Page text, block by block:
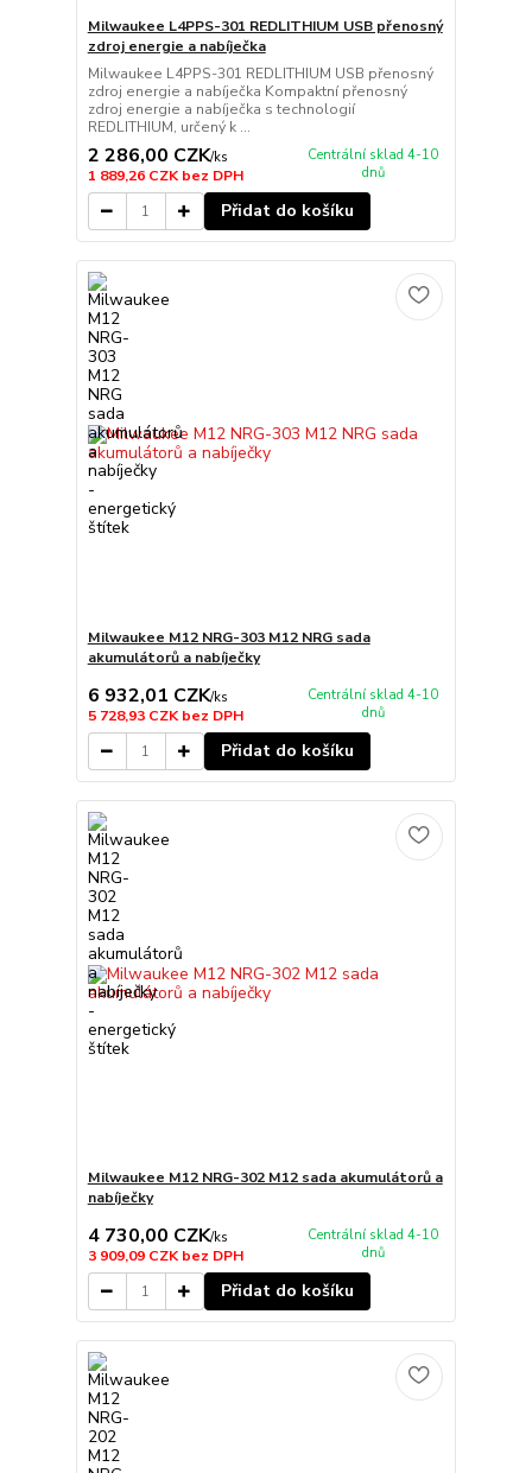
Milwaukee L4PPS-301 REDLITHIUM USB přenosný
zdroj energie a nabíječka
Milwaukee L4PPS-301 REDLITHIUM USB přenosný
zdroj energie a nabíječka Kompaktní přenosný
zdroj energie a nabíječka s technologií
REDLITHIUM, určený k ...
2 286,00 CZK/ks
1 889,26 CZKbez DPH
Centrální sklad 4-10
dnů
Přidat do košíku
Milwaukee M12 NRG-303 M12 NRG sada
akumulátorů a nabíječky
6 932,01 CZK/ks
5 728,93 CZKbez DPH
Centrální sklad 4-10
dnů
Přidat do košíku
Milwaukee M12 NRG-302 M12 sada akumulátorů a
nabíječky
4 730,00 CZK/ks
3 909,09 CZKbez DPH
Centrální sklad 4-10
dnů
Přidat do košíku